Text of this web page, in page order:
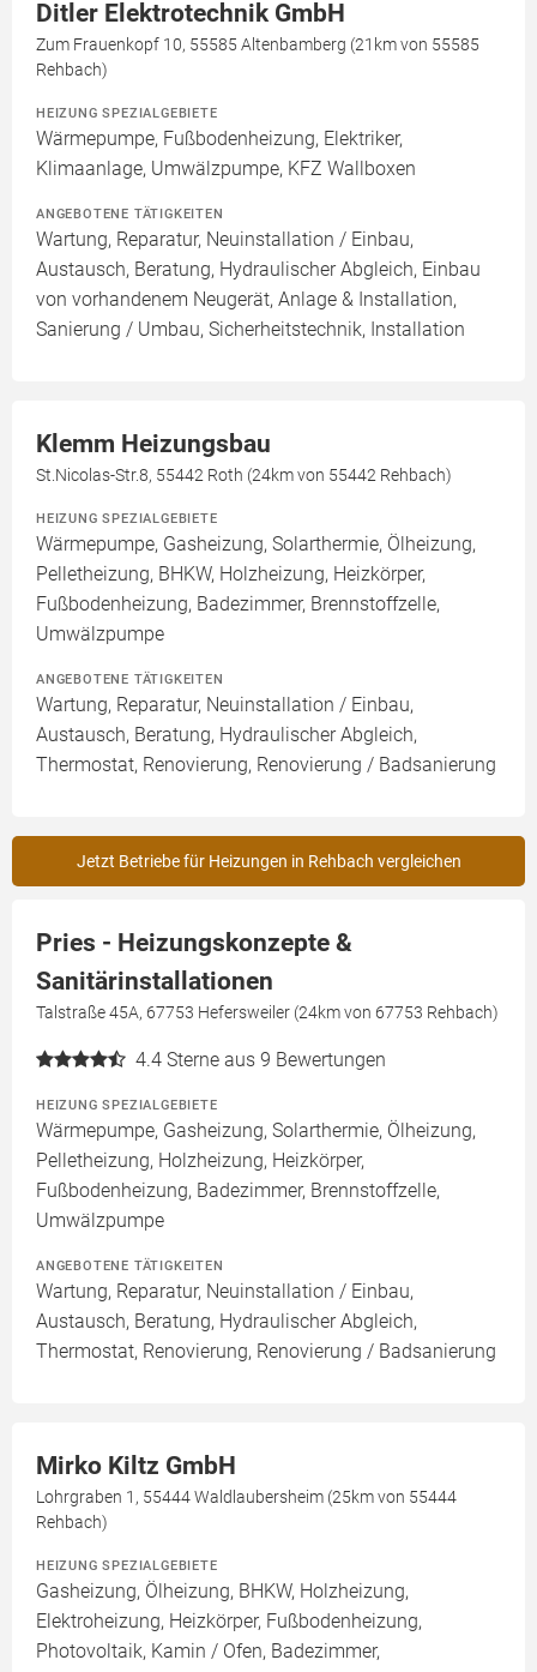
Ditler Elektrotechnik GmbH
Zum Frauenkopf 10, 55585 Altenbamberg (21km von 55585
Rehbach)
HEIZUNG SPEZIALGEBIETE
Wärmepumpe, Fußbodenheizung, Elektriker,
Klimaanlage, Umwälzpumpe, KFZ Wallboxen
ANGEBOTENE TÄTIGKEITEN
Wartung, Reparatur, Neuinstallation / Einbau,
Austausch, Beratung, Hydraulischer Abgleich, Einbau
von vorhandenem Neugerät, Anlage & Installation,
Sanierung / Umbau, Sicherheitstechnik, Installation
Klemm Heizungsbau
St.Nicolas-Str.8, 55442 Roth (24km von 55442 Rehbach)
HEIZUNG SPEZIALGEBIETE
Wärmepumpe, Gasheizung, Solarthermie, Ölheizung,
Pelletheizung, BHKW, Holzheizung, Heizkörper,
Fußbodenheizung, Badezimmer, Brennstoffzelle,
Umwälzpumpe
ANGEBOTENE TÄTIGKEITEN
Wartung, Reparatur, Neuinstallation / Einbau,
Austausch, Beratung, Hydraulischer Abgleich,
Thermostat, Renovierung, Renovierung / Badsanierung
Jetzt Betriebe für Heizungen in Rehbach vergleichen
Pries - Heizungskonzepte &
Sanitärinstallationen
Talstraße 45A, 67753 Hefersweiler (24km von 67753 Rehbach)
4.4 Sterne aus 9 Bewertungen
HEIZUNG SPEZIALGEBIETE
Wärmepumpe, Gasheizung, Solarthermie, Ölheizung,
Pelletheizung, Holzheizung, Heizkörper,
Fußbodenheizung, Badezimmer, Brennstoffzelle,
Umwälzpumpe
ANGEBOTENE TÄTIGKEITEN
Wartung, Reparatur, Neuinstallation / Einbau,
Austausch, Beratung, Hydraulischer Abgleich,
Thermostat, Renovierung, Renovierung / Badsanierung
Mirko Kiltz GmbH
Lohrgraben 1, 55444 Waldlaubersheim (25km von 55444
Rehbach)
HEIZUNG SPEZIALGEBIETE
Gasheizung, Ölheizung, BHKW, Holzheizung,
Elektroheizung, Heizkörper, Fußbodenheizung,
Photovoltaik, Kamin / Ofen, Badezimmer,